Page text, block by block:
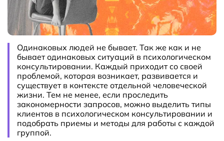
Одинаковых людей не бывает. Так же как и не
бывает одинаковых ситуаций в психологическом
консультировании. Каждый приходит со своей
проблемой, которая возникает, развивается и
существует в контексте отдельной человеческой
жизни. Тем не менее, если проследить
закономерности запросов, можно выделить типы
клиентов в психологическом консультировании и
подобрать приемы и методы для работы с каждой
группой.